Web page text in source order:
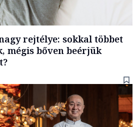
rejtélye: sokkal többet
mégis bőven beérjük